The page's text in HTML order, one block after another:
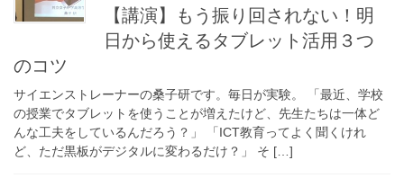
【講演】もう振り回されない！明
日から使えるタブレット活用３つ
のコツ
サイエンストレーナーの桑子研です。毎日が実験。 「最近、学校
の授業でタブレットを使うことが増えたけど、先生たちは一体ど
んな工夫をしているんだろう？」 「ICT教育ってよく聞くけれ
ど、ただ黒板がデジタルに変わるだけ？」 そ […]